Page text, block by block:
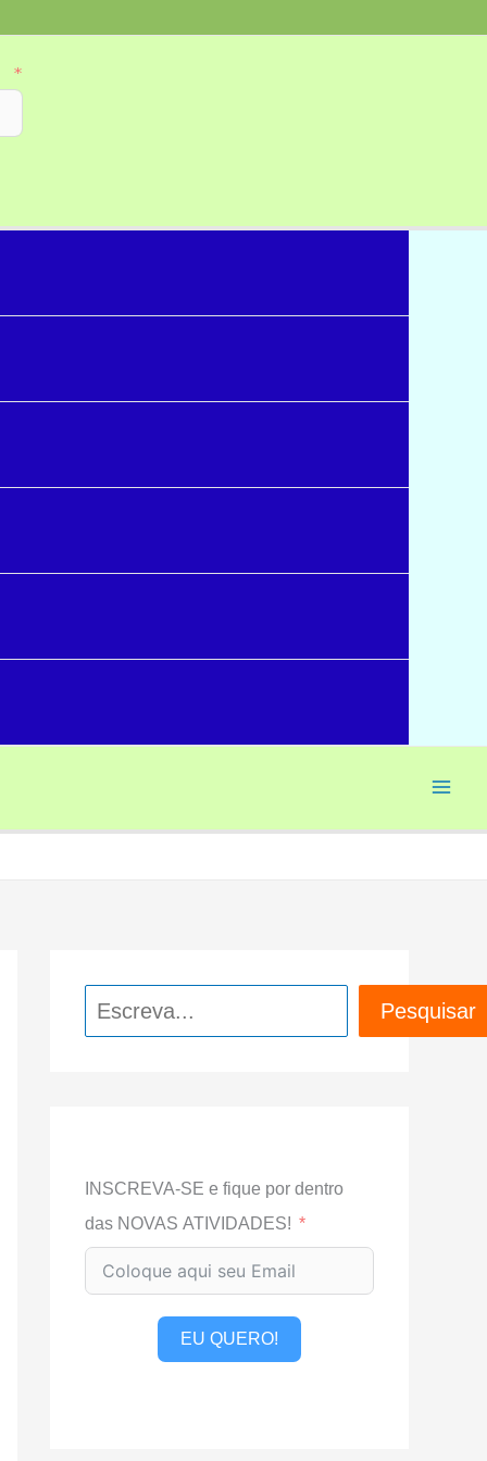
Pesquisar Pesquisar
INSCREVA-SE e fique por dentro
das NOVAS ATIVIDADES!
EU QUERO!